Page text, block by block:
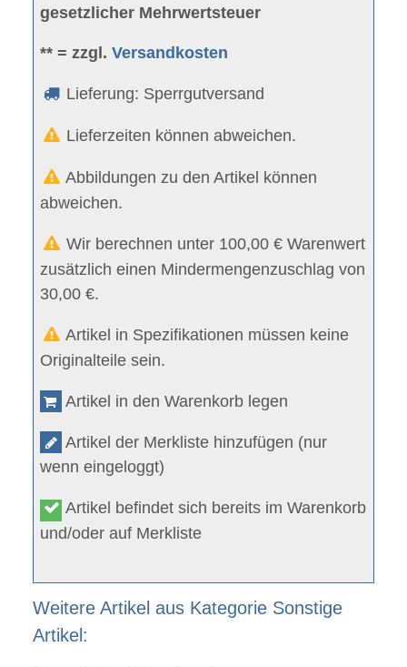
gesetzlicher Mehrwertsteuer
** = zzgl.Versandkosten
Lieferung: Sperrgutversand
Lieferzeiten können abweichen.
Abbildungen zu den Artikel können
abweichen.
Wir berechnen unter 100,00 € Warenwert
zusätzlich einen Mindermengenzuschlag von
30,00 €.
Artikel in Spezifikationen müssen keine
Originalteile sein.
Artikel in den Warenkorb legen
Artikel der Merkliste hinzufügen (nur
wenn eingeloggt)
Artikel befindet sich bereits im Warenkorb
und/oder auf Merkliste
Weitere Artikel aus Kategorie Sonstige
Artikel: